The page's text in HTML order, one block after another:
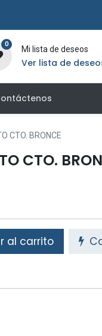
0
Mi lista de deseos
Ver lista de
CTO. BRONCE
CTO.
al carrito